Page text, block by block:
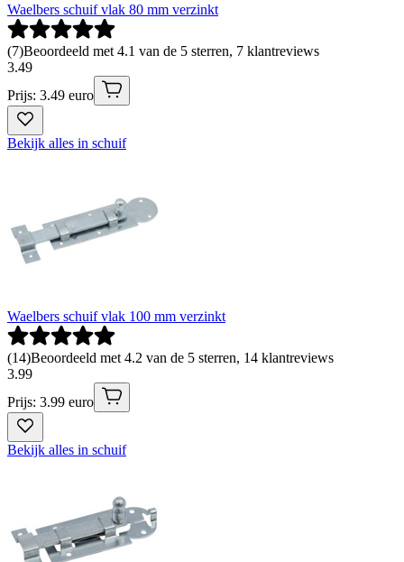
Waelbers schuif vlak 80 mm verzinkt
(7)Beoordeeld met 4.1 van de 5 sterren, 7 klantreviews
3.49
Prijs: 3.49 euro
Bekijk alles in schuif
Waelbers schuif vlak 100 mm verzinkt
(14)Beoordeeld met 4.2 van de 5 sterren, 14 klantreviews
3.99
Prijs: 3.99 euro
Bekijk alles in schuif